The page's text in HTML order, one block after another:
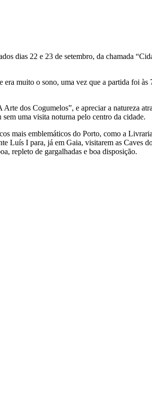
dias 22 e 23 de setembro, da chamada
muito o sono, uma vez que a partida foi às
dos Cogumelos”, e apreciar a natureza
uma visita noturna pelo centro da cidade.
mais emblemáticos do Porto, como a
Luís I para, já em Gaia, visitarem as Caves
repleto de gargalhadas e boa disposição.